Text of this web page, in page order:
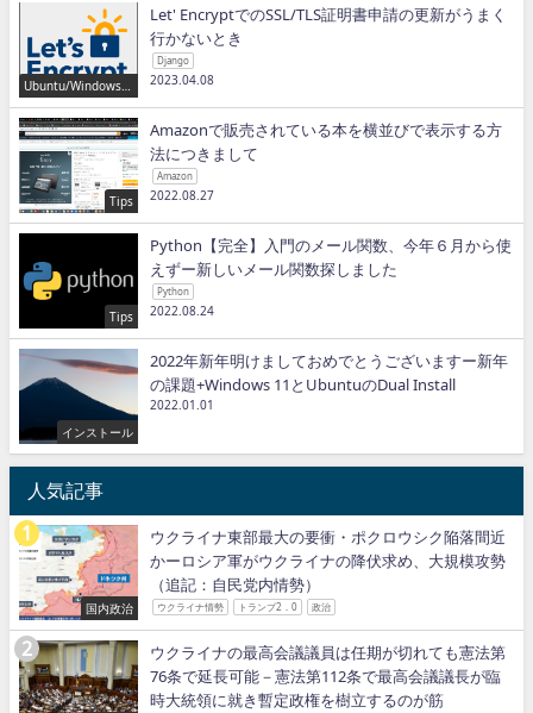
Ubuntu/Windows/P
ython/IT
Let' EncryptでのSSL/TLS証明書申請の更新がうまく
行かないとき
Django
2023.04.08
Tips
Amazonで販売されている本を横並びで表示する方
法につきまして
Amazon
2022.08.27
Tips
Python【完全】入門のメール関数、今年６月から使
えずー新しいメール関数探しました
Python
2022.08.24
インストール
2022年新年明けましておめでとうございますー新年
の課題+Windows 11とUbuntuのDual Install
2022.01.01
人気記事
国内政治
ウクライナ東部最大の要衝・ポクロウシク陥落間近
かーロシア軍がウクライナの降伏求め、大規模攻勢
（追記：自民党内情勢）
ウクライナ情勢 トランプ2．0 政治
ウクライナの最高会議議員は任期が切れても憲法第
76条で延長可能－憲法第112条で最高会議議長が臨
時大統領に就き暫定政権を樹立するのが筋